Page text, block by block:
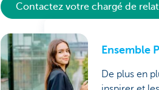
Contactez votre chargé de
Ensemble
De plus en